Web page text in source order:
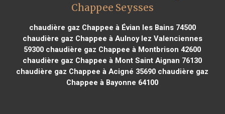
Chappee Seysses
chaudière gaz Chappee à Évian les Bains 74500
chaudière gaz Chappee à Aulnoy lez Valenciennes
59300 chaudière gaz Chappee à Montbrison 42600
chaudière gaz Chappee à Mont Saint Aignan 76130
chaudière gaz Chappee à Acigné 35690 chaudière gaz
Chappee à Bayonne 64100